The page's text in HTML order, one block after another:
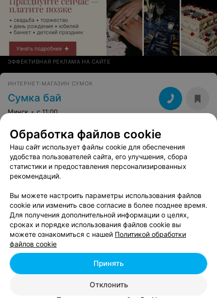
ЭФФЕКТИВНАЯ РЕКЛАМА НА САЙТЕ
ИНТЕРНЕТ-МАГАЗИН СУМОК
Сумка бай
Минск с 11:00
Вам будет интересно
Магазины аксессуаров в м-р Юго-Запад в
Магазины аксессуаров в м-р Каменная Горка в
Минске
Магазины аксессуаров в м-р Комаровка в
Обработка файлов cookie
Наш сайт использует файлы cookie для обеспечения
удобства пользователей сайта, его улучшения, сбора
статистики и предоставления персонализированных
рекомендаций.
Вы можете настроить параметры использования файлов
cookie или изменить свое согласие в более позднее время.
Для получения дополнительной информации о целях,
сроках и порядке использования файлов cookie вы
можете ознакомиться с нашей Политикой обработки
файлов cookie
Отклонить
Принять